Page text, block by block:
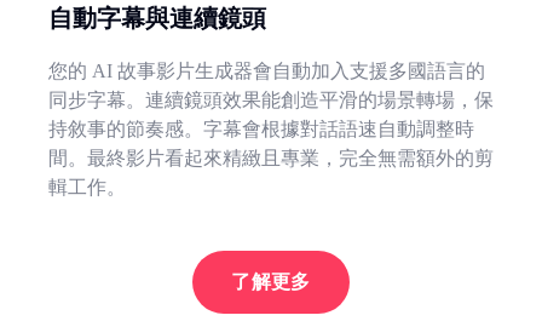
自動字幕與連續鏡頭
您的 AI 故事影片生成器會自動加入支援多國語言的
同步字幕。連續鏡頭效果能創造平滑的場景轉場，保
持敘事的節奏感。字幕會根據對話語速自動調整時
間。最終影片看起來精緻且專業，完全無需額外的剪
輯工作。
了解更多